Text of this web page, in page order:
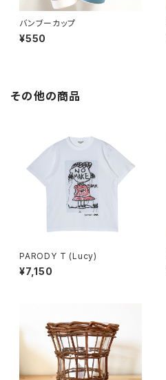
バンブーカップ
¥550
その他の商品
PARODY T (Lucy)
¥7,150